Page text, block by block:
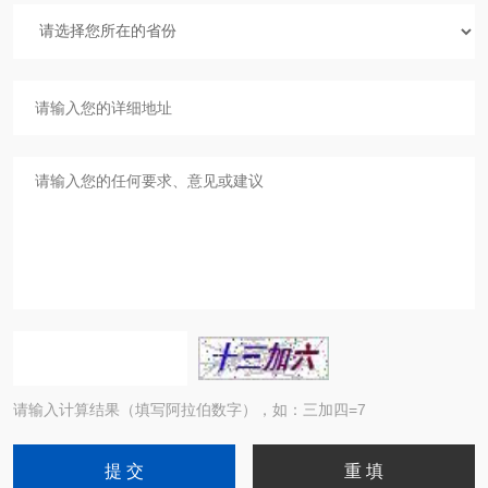
请输入计算结果（填写阿拉伯数字），如：三加四=7